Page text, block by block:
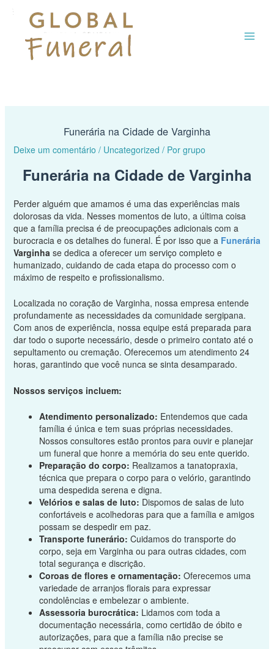
para
conteúdo
Funerária na Cidade de Varginha
Deixe um comentário / Uncategorized / Por grupo
Funerária na Cidade de Varginha
Perder alguém que amamos é uma das experiências mais
dolorosas da vida. Nesses momentos de luto, a última coisa
que a família precisa é de preocupações adicionais com a
burocracia e os detalhes do funeral. É por isso que a Funerária
Varginha se dedica a oferecer um serviço completo e
humanizado, cuidando de cada etapa do processo com o
máximo de respeito e profissionalismo.
Localizada no coração de Varginha, nossa empresa entende
profundamente as necessidades da comunidade sergipana.
Com anos de experiência, nossa equipe está preparada para
dar todo o suporte necessário, desde o primeiro contato até o
sepultamento ou cremação. Oferecemos um atendimento 24
horas, garantindo que você nunca se sinta desamparado.
Nossos serviços incluem:
Atendimento personalizado: Entendemos que cada
família é única e tem suas próprias necessidades.
Nossos consultores estão prontos para ouvir e planejar
um funeral que honre a memória do seu ente querido.
Preparação do corpo: Realizamos a tanatopraxia,
técnica que prepara o corpo para o velório, garantindo
uma despedida serena e digna.
Velórios e salas de luto: Dispomos de salas de luto
confortáveis e acolhedoras para que a família e amigos
possam se despedir em paz.
Transporte funerário: Cuidamos do transporte do
corpo, seja em Varginha ou para outras cidades, com
total segurança e discrição.
Coroas de flores e ornamentação: Oferecemos uma
variedade de arranjos florais para expressar
condolências e embelezar o ambiente.
Assessoria burocrática: Lidamos com toda a
documentação necessária, como certidão de óbito e
autorizações, para que a família não precise se